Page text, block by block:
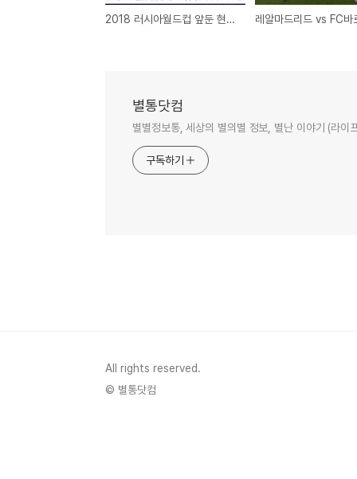
2018 러시아월드컵 앞둔 현시점 피파 랭킹 TOP 10, 대한민국은?
별통닷컴
별별정보통, 세상의 별의별 정보, 별난 이야기 (라
구독하기
All rights reserved.
© 별통닷컴